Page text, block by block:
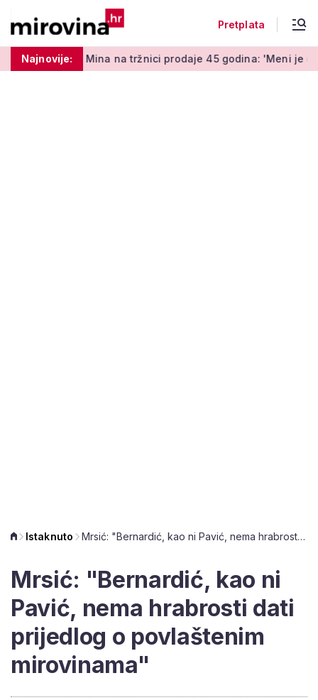
Pretplata
Najnovije:
na tržnici prodaje 45 godina: 'Meni je ovo zabava i
Istaknuto Mrsić: "Bernardić, kao ni Pavić, nema hrabrosti dati prijedlog o povlaštenim mirovinama"
Mrsić: "Bernardić, kao ni
Pavić, nema hrabrosti dati
prijedlog o povlaštenim
mirovinama"